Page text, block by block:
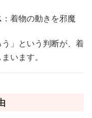
：着物の動きを邪魔
う」という判断が、着
います。